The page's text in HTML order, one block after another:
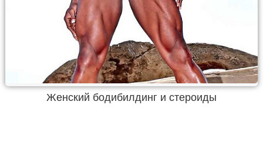
Женский бодибилдинг и стероиды